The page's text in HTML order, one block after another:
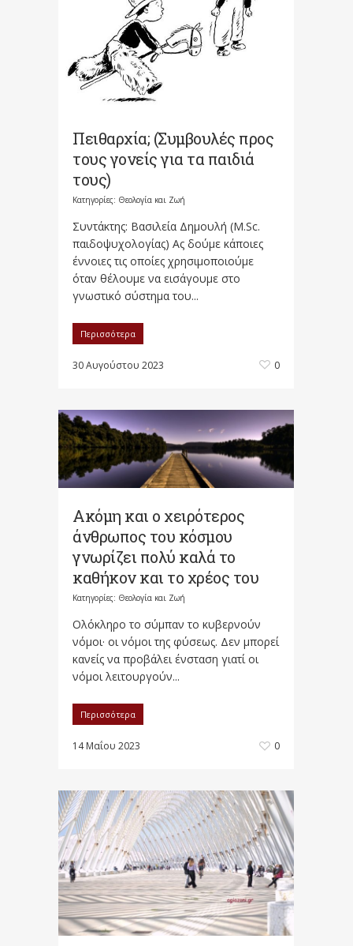
Πειθαρχία; (Συμβουλές προς
τους γονείς για τα παιδιά
τους)
Κατηγορίες: Θεολογία και Ζωή
Συντάκτης: Βασιλεία Δημουλή (M.Sc.
παιδοψυχολογίας) Ας δούμε κάποιες
έννοιες τις οποίες χρησιμοποιούμε
όταν θέλουμε να εισάγουμε στο
γνωστικό σύστημα του...
Περισσότερα
30 Αυγούστου 2023 0
Ακόμη και ο χειρότερος
άνθρωπος του κόσμου
γνωρίζει πολύ καλά το
καθήκον και το χρέος του
Κατηγορίες: Θεολογία και Ζωή
Ολόκληρο το σύμπαν το κυβερνούν
νόμοι· οι νόμοι της φύσεως. Δεν μπορεί
κανείς να προβάλει ένσταση γιατί οι
νόμοι λειτουργούν...
Περισσότερα
14 Μαΐου 2023 0